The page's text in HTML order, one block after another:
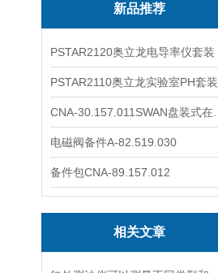
新品推荐
PSTAR2120奥立龙电导率仪套装
PSTAR2110奥立龙实验室PH套装
电磁阀备件A-82.519.030
备件包CNA-89.157.012
相关文章